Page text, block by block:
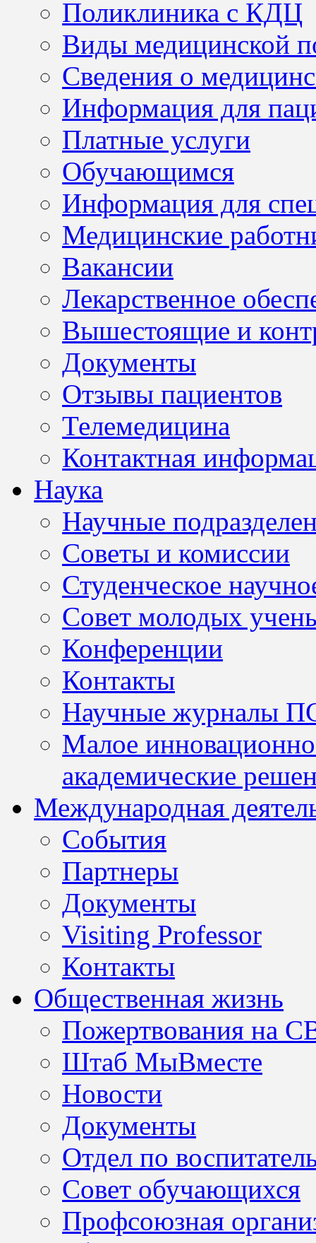
Поликлиника с КДЦ
Виды медицинской
Сведения о
Информация для
Платные услуги
Обучающимся
Информация для
Медицинские
Вакансии
Лекарственное
Вышестоящие и
Документы
Отзывы пациентов
Телемедицина
Контактная
Наука
Научные
Советы и комиссии
Студенческое
Совет молодых
Конференции
Контакты
Научные журналы
Малое
академические
Международная
События
Партнеры
Документы
Visiting Professor
Контакты
Общественная жизнь
Пожертвования на
Штаб МыВместе
Новости
Документы
Отдел по
Совет обучающихся
Профсоюзная